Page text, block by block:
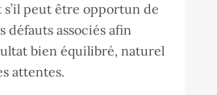
peut être opportun de
défauts associés afin
bien équilibré, naturel
attentes.